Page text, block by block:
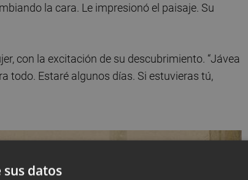
la cara. Le impresionó el paisaje. Su
con la excitación de su descubrimiento. “Jávea
todo. Estaré algunos días. Si estuvieras tú,
sus datos